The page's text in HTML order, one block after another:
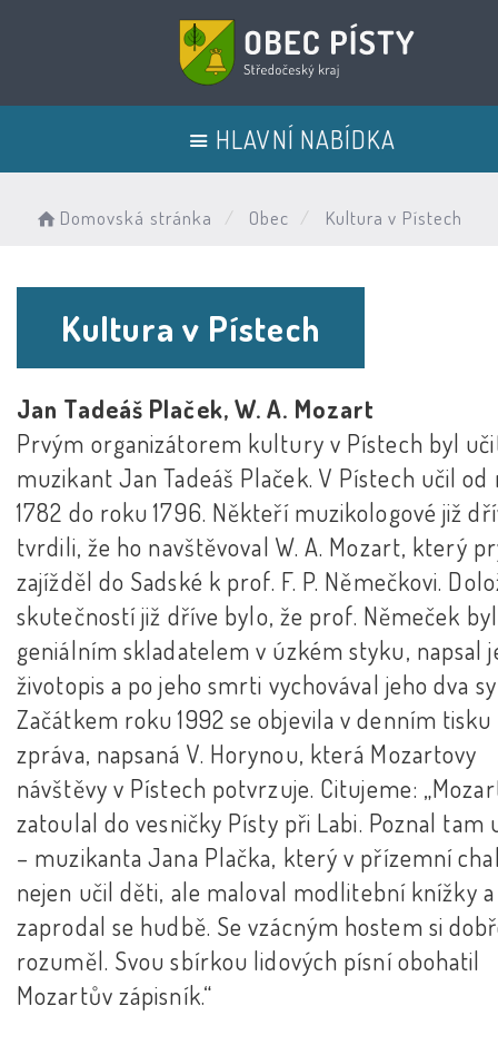
HLAVNÍ NABÍDKA
Domovská stránka Obec Kultura v Pístech
Kultura v Pístech
Jan Tadeáš Plaček, W. A. Mozart
Prvým organizátorem kultury v Pístech byl
muzikant Jan Tadeáš Plaček. V Pístech učil
1782 do roku 1796. Někteří muzikologové již
tvrdili, že ho navštěvoval W. A. Mozart, který
zajížděl do Sadské k prof. F. P. Němečkovi.
skutečností již dříve bylo, že prof. Němeček
geniálním skladatelem v úzkém styku, napsal
životopis a po jeho smrti vychovával jeho dva
Začátkem roku 1992 se objevila v denním tisku
zpráva, napsaná V. Horynou, která Mozartovy
návštěvy v Pístech potvrzuje. Citujeme:
zatoulal do vesničky Písty při Labi. Poznal tam
– muzikanta Jana Plačka, který v přízemní
nejen učil děti, ale maloval modlitební knížky a
zaprodal se hudbě. Se vzácným hostem si
rozuměl. Svou sbírkou lidových písní obohatil
Mozartův zápisník.“